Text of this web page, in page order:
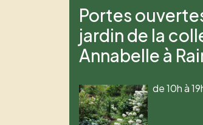
Portes
jardin de la
Annabelle à
de 10h à